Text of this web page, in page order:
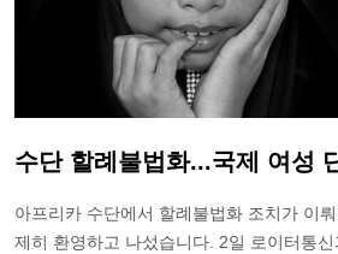
수단 할례불법화...국제 여성
아프리카 수단에서 할례불법화 조치가 이
제히 환영하고 나섰습니다. 2일 로이터통